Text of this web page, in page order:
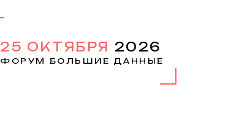
25 ОКТЯБРЯ 2026
ФОРУМ БОЛЬШИЕ ДАННЫЕ